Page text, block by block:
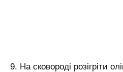
9. На сковороді розігріти